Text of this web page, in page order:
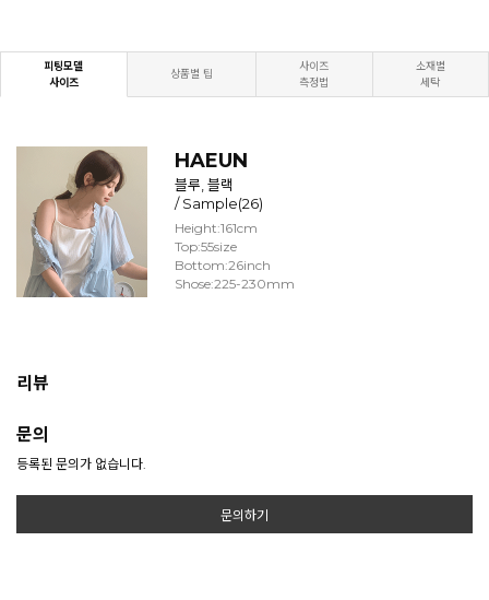
피팅모델
사이즈
상품별 팁
사이즈
측정법
소재별
세탁
HAEUN
블루, 블랙
/ Sample(26)
Height:161cm
Top:55size
Bottom:26inch
Shose:225-230mm
리뷰
문의
등록된 문의가 없습니다.
문의하기